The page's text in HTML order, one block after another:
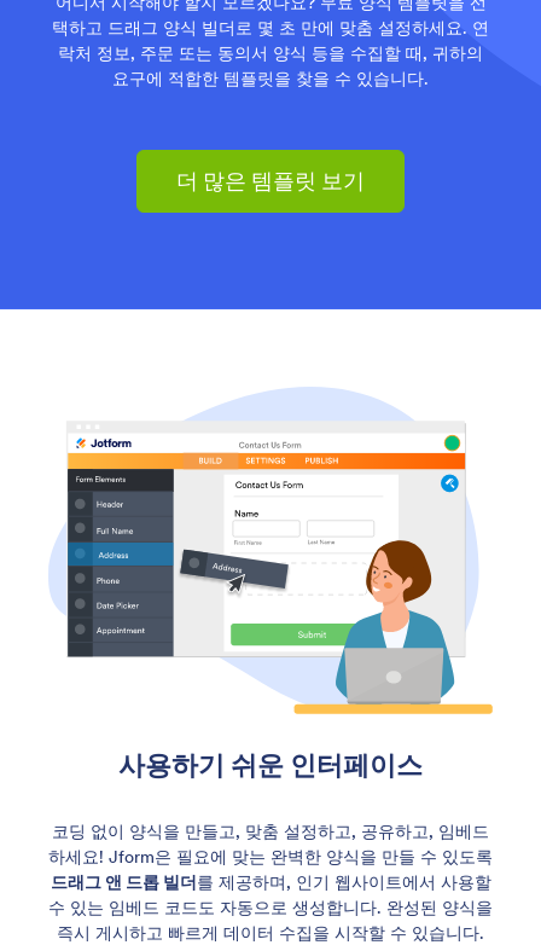
택하고 드래그 양식 빌더로 몇 초 만에 맞춤 설정하세요. 연
락처 정보, 주문 또는 동의서 양식 등을 수집할 때, 귀하의
요구에 적합한 템플릿을 찾을 수 있습니다.
더 많은 템플릿 보기
사용하기 쉬운 인터페이스
코딩 없이 양식을 만들고, 맞춤 설정하고, 공유하고, 임베드
하세요! Jform은 필요에 맞는 완벽한 양식을 만들 수 있도록
드래그 앤 드롭 빌더를 제공하며, 인기 웹사이트에서 사용할
수 있는 임베드 코드도 자동으로 생성합니다. 완성된 양식을
즉시 게시하고 빠르게 데이터 수집을 시작할 수 있습니다.